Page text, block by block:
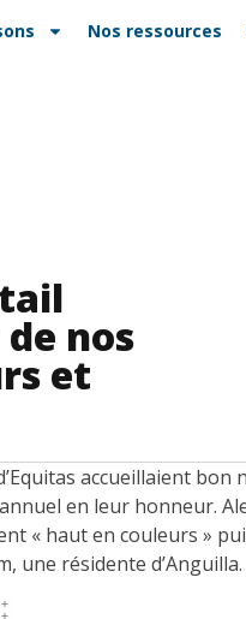
Nos ressources
nos
et
accueillaient
en leur honneur.
« haut en couleurs »
une résidente d’Anguilla.